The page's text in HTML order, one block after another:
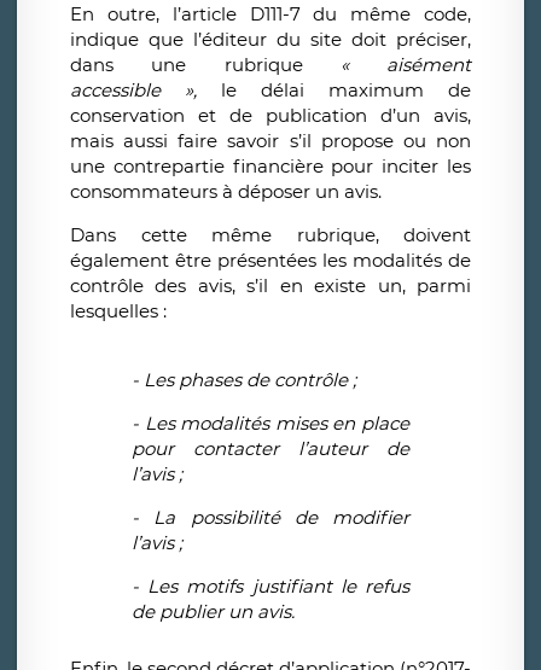
En outre, l’article D111-7 du même code,
indique que l’éditeur du site doit préciser,
dans une rubrique
« aisément
accessible », le délai maximum de
conservation et de publication d’un avis,
mais aussi faire savoir s’il propose ou non
une contrepartie financière pour inciter les
consommateurs à déposer un avis.
Dans cette même rubrique, doivent
également être présentées les modalités de
contrôle des avis, s’il en existe un, parmi
lesquelles :
- Les phases de contrôle ;
- Les modalités mises en place
pour contacter l’auteur de
l’avis ;
- La possibilité de modifier
l’avis ;
- Les motifs justifiant le refus
de publier un avis.